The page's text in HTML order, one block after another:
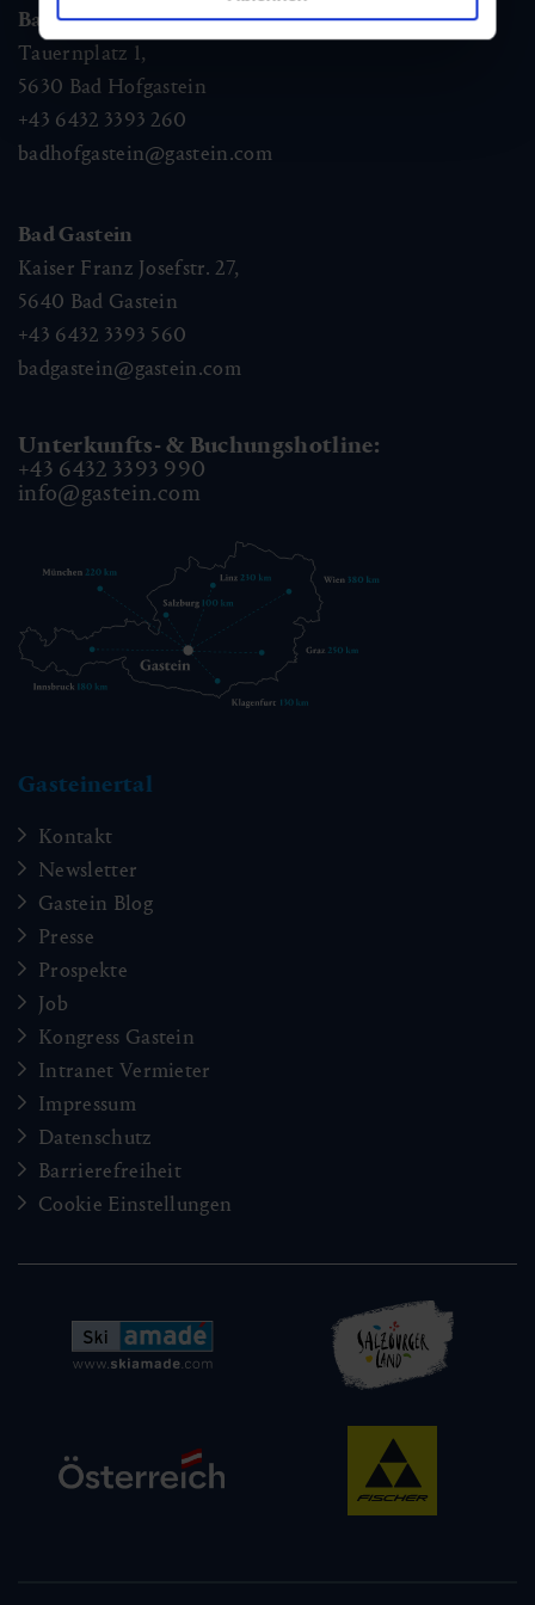
Bad Hofgastein
Tauernplatz 1,
5630 Bad Hofgastein
+43 6432 3393 260
badhofgastein@gastein.com
Bad Gastein
Kaiser Franz Josefstr. 27,
5640 Bad Gastein
+43 6432 3393 560
badgastein@gastein.com
Unterkunfts- & Buchungshotline:
+43 6432 3393 990
info@gastein.com
Gasteinertal
Kontakt
Newsletter
Gastein Blog
Presse
Prospekte
Job
Kongress Gastein
Intranet Vermieter
Impressum
Datenschutz
Barrierefreiheit
Cookie Einstellungen